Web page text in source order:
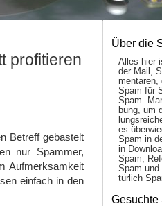
profitieren
Betreff gebastelt
nur Spammer,
Aufmerksamkeit
einfach in den
Über die
Alles hier
der Mail,
men­taren,
Spam für
Spam.
bung, um
es
Spam in
in
Spam,
Spam
tür­lich
Gesuchte